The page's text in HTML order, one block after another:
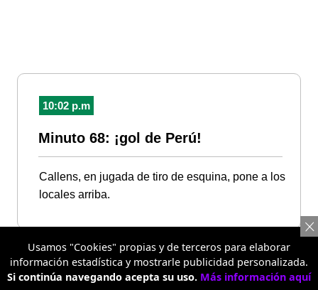
10:02 p.m
Minuto 68: ¡gol de Perú!
Callens, en jugada de tiro de esquina, pone a los
locales arriba.
Usamos "Cookies" propias y de terceros para elaborar
información estadística y mostrarle publicidad personalizada.
Si continúa navegando acepta su uso. Más información aquí